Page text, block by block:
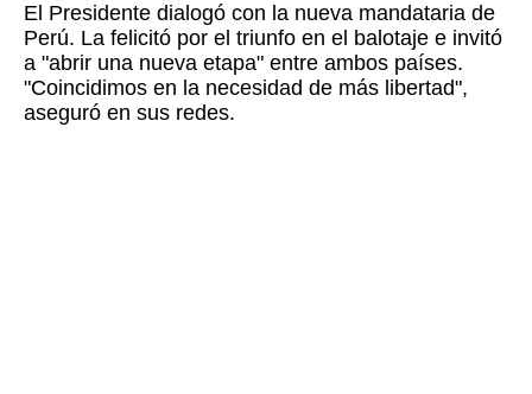
El Presidente dialogó con la nueva mandataria de
Perú. La felicitó por el triunfo en el balotaje e invitó
a "abrir una nueva etapa" entre ambos países.
"Coincidimos en la necesidad de más libertad",
aseguró en sus redes.